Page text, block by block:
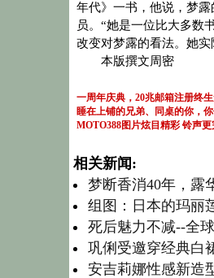
年代》一书，他说，梦
员。“她是一位比大多数
改变对梦露的看法。她
本版撰文周密
一周年庆典，20兆邮箱注册终
睡在上铺的兄弟、同桌的你，
MOTO388图片炫目精彩 铃声更
相关新闻:
梦断香消40年，露
组图：日本的玛丽
死后魅力不减--全
巩俐受邀穿经典白
安吉莉娜性感新造